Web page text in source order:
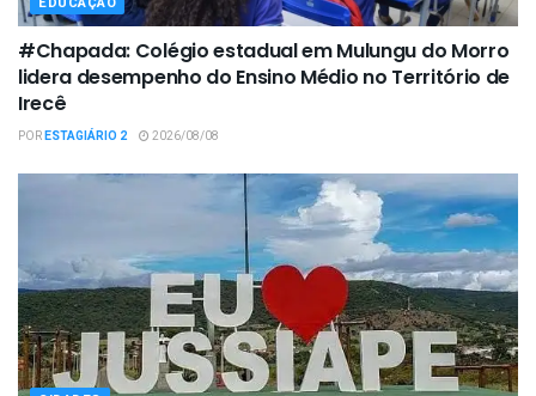
#Chapada: Colégio estadual em Mulungu do Morro
lidera desempenho do Ensino Médio no Território de
Irecê
PORESTAGIÁRIO 2 2026/08/08